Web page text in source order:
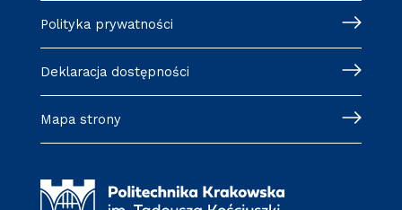
Polityka prywatności
Deklaracja dostępności
Mapa strony